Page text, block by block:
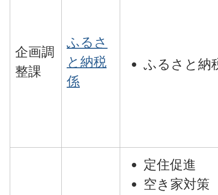
企画調
整課
ふるさ
と納税
係
ふるさと納
定住促進
空き家対策